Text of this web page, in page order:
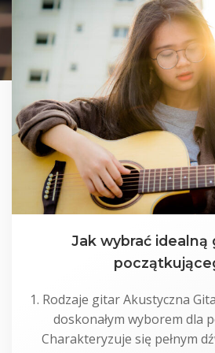
Jak wybrać idealną
1. Rodzaje gitar Akustyczna
doskonałym wyborem dla
Charakteryzuje się pełnym